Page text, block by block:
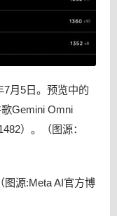
7月5日。预览中的
Gemini Omni
）。（图源：
图源:Meta AI官方博